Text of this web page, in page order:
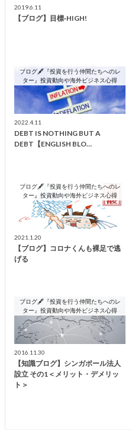
2019.6.11
【ブログ】目標‐HIGH!
ブログ🖋『投資を行う仲間たちへのレ
ター』投資動向や海外ビジネス心得
2022.4.11
DEBT IS NOTHING BUT A
DEBT【ENGLISH BLO…
ブログ🖋『投資を行う仲間たちへのレ
ター』投資動向や海外ビジネス心得
2021.1.20
【ブログ】コロナくんも裸足で逃
げる
ブログ🖋『投資を行う仲間たちへのレ
ター』投資動向や海外ビジネス心得
2016.11.30
【知識ブログ】シンガポール法人
設立 その1＜メリット・デメリッ
ト＞